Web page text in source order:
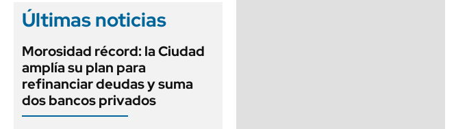
Últimas noticias
Morosidad récord: la Ciudad
amplía su plan para
refinanciar deudas y suma
dos bancos privados